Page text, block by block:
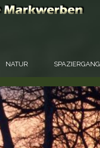
NATUR SPAZIERGANG